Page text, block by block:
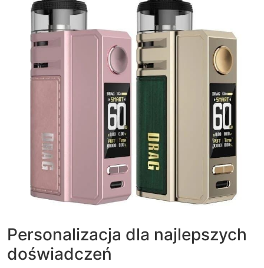
Personalizacja dla najlepszych
doświadczeń